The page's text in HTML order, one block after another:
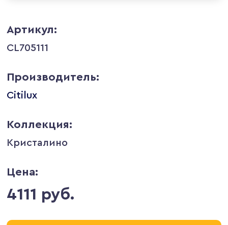
Артикул:
CL705111
Производитель:
Citilux
Коллекция:
Кристалино
Цена:
4111 руб.